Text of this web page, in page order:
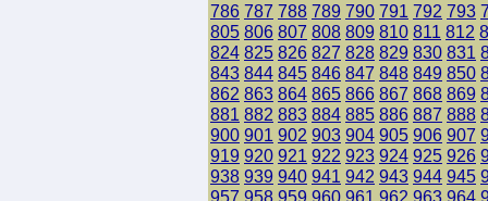
786 787 788 789 790 791 792 793
805 806 807 808 809 810 811 812
824 825 826 827 828 829 830 831
843 844 845 846 847 848 849 850
862 863 864 865 866 867 868 869
881 882 883 884 885 886 887 888
900 901 902 903 904 905 906 907
919 920 921 922 923 924 925 926
938 939 940 941 942 943 944 945
957 958 959 960 961 962 963 964